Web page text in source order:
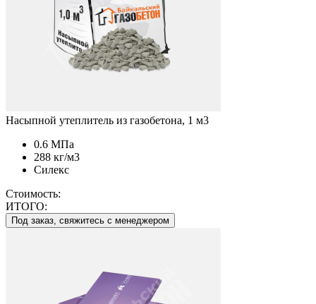
Насыпной утеплитель из газобетона, 1 м3
0.6 МПа
288 кг/м3
Силекс
Стоимость:
ИТОГО:
Под заказ, свяжитесь с менеджером